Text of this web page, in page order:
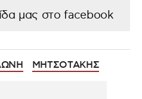
μας στο facebook
ΜΗΤΣΟΤΑΚΗΣ